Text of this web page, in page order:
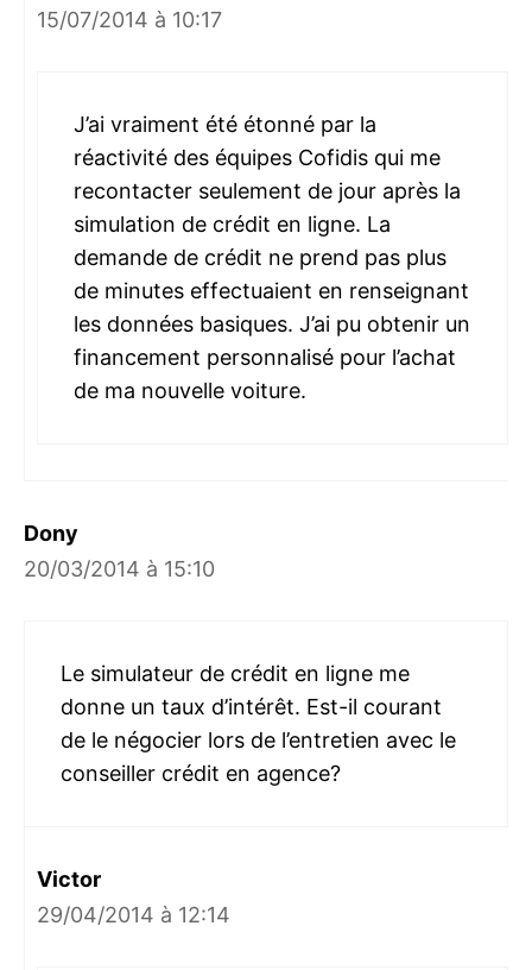
15/07/2014 à 10:17
J’ai vraiment été étonné par la
réactivité des équipes Cofidis qui me
recontacter seulement de jour après la
simulation de crédit en ligne. La
demande de crédit ne prend pas plus
de minutes effectuaient en renseignant
les données basiques. J’ai pu obtenir un
financement personnalisé pour l’achat
de ma nouvelle voiture.
Dony
20/03/2014 à 15:10
Le simulateur de crédit en ligne me
donne un taux d’intérêt. Est-il courant
de le négocier lors de l’entretien avec le
conseiller crédit en agence?
Victor
29/04/2014 à 12:14